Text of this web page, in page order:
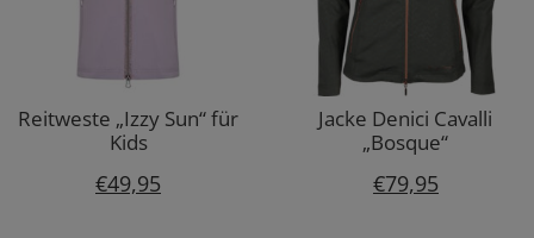
Reitweste „Izzy Sun“ für
Kids
€49,95
Jacke Denici Cavalli
„Bosque“
€79,95